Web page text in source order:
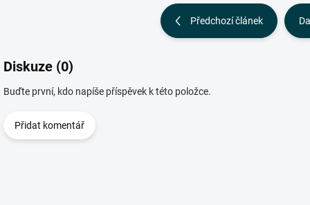
Předchozí článek
Diskuze (0)
Buďte první, kdo napíše příspěvek k této položce.
Přidat komentář